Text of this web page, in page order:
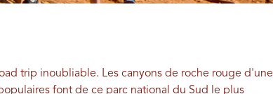
trip inoubliable. Les canyons de roche rouge d'une
font de ce parc national du Sud le plus